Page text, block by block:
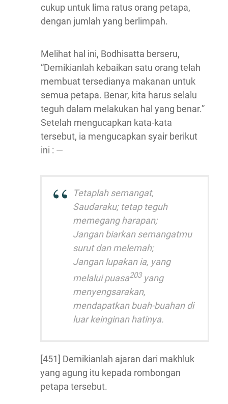
cukup untuk lima ratus orang petapa,
dengan jumlah yang berlimpah.
Melihat hal ini, Bodhisatta berseru,
“Demikianlah kebaikan satu orang telah
membuat tersedianya makanan untuk
semua petapa. Benar, kita harus selalu
teguh dalam melakukan hal yang benar.”
Setelah mengucapkan kata-kata
tersebut, ia mengucapkan syair berikut
ini : —
Tetaplah semangat,
Saudaraku; tetap teguh
memegang harapan;
Jangan biarkan semangatmu
surut dan melemah;
Jangan lupakan ia, yang
melalui puasa203yang
menyengsarakan,
mendapatkan buah-buahan di
luar keinginan hatinya.
[451] Demikianlah ajaran dari makhluk
yang agung itu kepada rombongan
petapa tersebut.